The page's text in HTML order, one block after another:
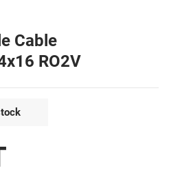
Cable
RO2V